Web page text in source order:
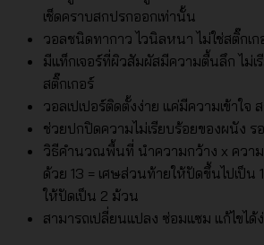
เช็ดคราบสกปรกออกเท่านั้น
วอลชนิดทากาว ไวนิลหนา ไม่ใช่สติ๊กเก
มีแท็กเจอร์ที่ผิวสัมผัสมีความตื้นลึก ไม่เ
สติ๊กเกอร์
วอลเปเปอร์ติดตั้งง่าย แค่มีความเข้าใจ
ช่วยปกปิดความไม่เรียบร้อยของผนัง ร
วิธีคำนวณพื้นที่ นำความกว้าง x ควา
ด้วย 13 = เศษส่วนท้ายให้ปัดขึ้นไปเป็น
ให้ปัดเป็น 2 ม้วน
สามารถเปลี่ยนแปลง ซ่อมแซม แก้ไขได้